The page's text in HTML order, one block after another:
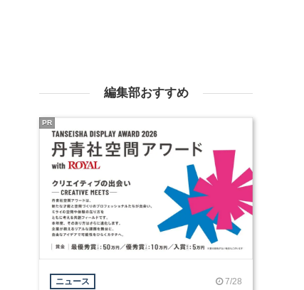
編集部おすすめ
ニュース 7/28
PR